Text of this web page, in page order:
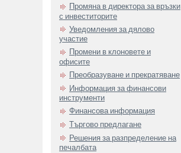
Промяна в директора за връзки
с инвеститорите
Уведомления за дялово
участие
Промени в клоновете и
офисите
Преобразуване и прекратяване
Информация за финансови
инструменти
Финансова информация
Търгово предлагане
Решения за разпределение на
печалбата